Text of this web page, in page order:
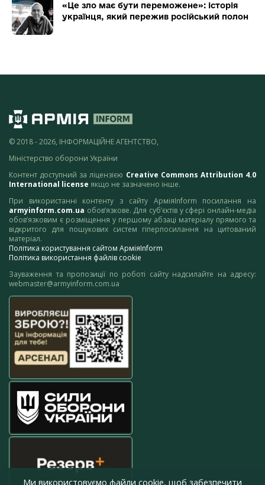
«Це зло має бути переможене»: історія
українця, який пережив російський полон
© 2018 - 2026, ІНФОРМАЦІЙНЕ АГЕНТСТВО,
Міністерство оборони України
Контент доступний за ліцензією Creative Commons Attribution 4.0
International license якщо не зазначено інше.
При використанні контенту з сайту АрміяInform посилання на
armyinform.com.ua обов’язкове. Для суб’єктів у сфері онлайн-медіа
обов’язковим є розміщення у першому абзаці матеріалу прямого та
відкритого для пошукових систем гіперпосилання на цитований
матеріал.
Політика користування сайтом АрміяInform
Політика використання файлів cookie
Зауваження та пропозиції по роботі сайту надсилайте на адресу:
webmaster@armyinform.com.ua
Ми використовуємо файли cookie, щоб забезпечити